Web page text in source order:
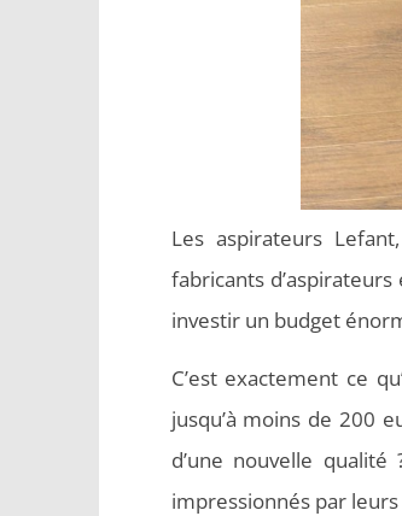
Les aspirateurs
fabricants
investir un budget
C’est exactement ce
jusqu’à moins de 200
d’une nouvelle
impressionnés par